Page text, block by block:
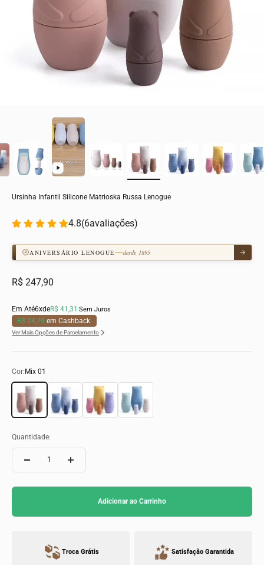
Ursinha Infantil Silicone Matrioska Russa Lenogue
4.8(6avaliações)
ANIVERSÁRIO LENOGUE desde 1895
Preço promocional
R$ 247,90
Em Até6xdeR$ 41,31 Sem Juros
R$ 24,79 em Cashback
Ver Mais Opções de Parcelamento
Cor:Mix 01
Mix 01
Mix 02 Mix 03 Mix 04
Quantidade:
Adicionar ao Carrinho
Troca Grátis Satisfação Garantida